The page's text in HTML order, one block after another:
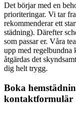
Det börjar med en
prioriteringar. Vi tar
rekommenderar ett
städning). Därefter
som passar er. Våra
upp med regelbundna
åtgärdas det
dig helt trygg.
Boka
kontaktformulär